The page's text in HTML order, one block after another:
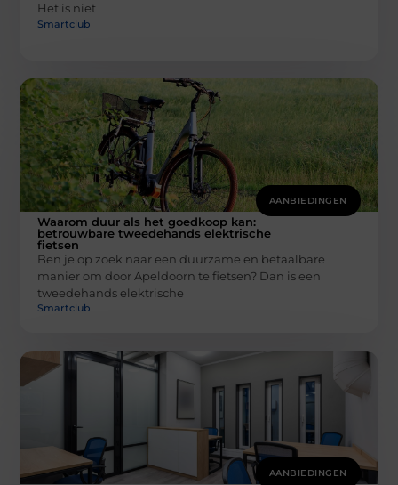
Het is niet
Smartclub
AANBIEDINGEN
Waarom duur als het goedkoop kan:
betrouwbare tweedehands elektrische
fietsen
Ben je op zoek naar een duurzame en betaalbare
manier om door Apeldoorn te fietsen? Dan is een
tweedehands elektrische
Smartclub
AANBIEDINGEN